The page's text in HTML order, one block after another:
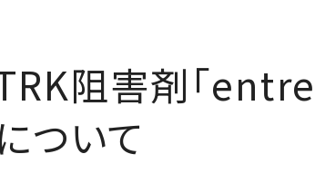
阻害剤「
ついて